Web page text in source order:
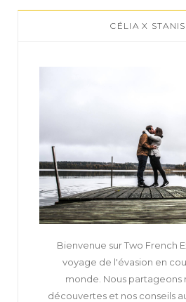
CÉLIA X
Bienvenue sur Two French
voyage de l'évasion en
monde. Nous partageons
découvertes et nos conseils